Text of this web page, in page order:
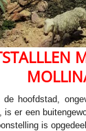
de hoofdstad,
, is er een
is